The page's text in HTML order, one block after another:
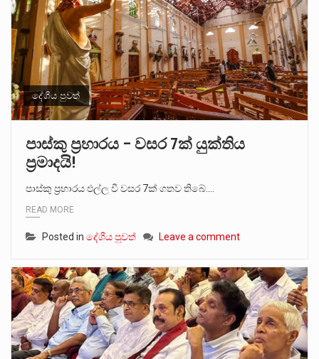
දේශීය පුවත්
පාස්කු ප්‍රහාරය – වසර 7ක් යුක්තිය
ප්‍රමාදයි!
පාස්කු ප්‍රහාරය එල්ල වී වසර 7ක් ගතව තිබේ.…
READ MORE
Posted in දේශීය පුවත් Leave a comment